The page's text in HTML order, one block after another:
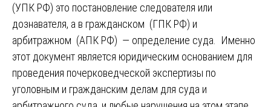
(УПК РФ) это постановление следователя или
дознавателя, а в гражданском (ГПК РФ) и
арбитражном (АПК РФ) — определение суда. Именно
этот документ является юридическим основанием для
проведения почерковедческой экспертизы по
уголовным и гражданским делам для суда и